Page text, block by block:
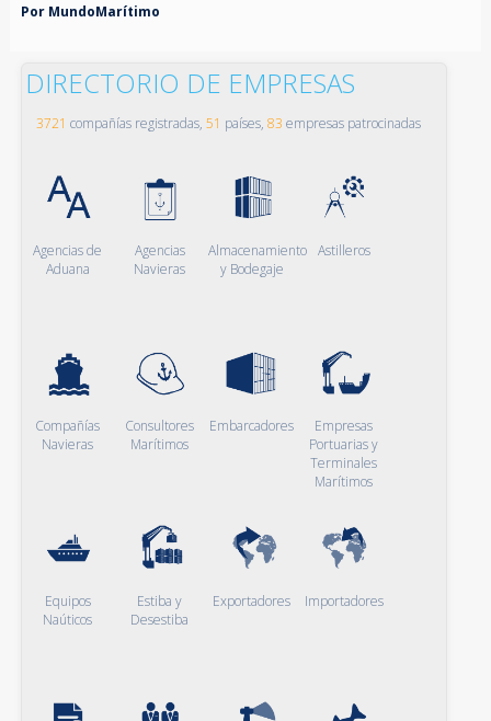
Por MundoMarítimo
DIRECTORIO DE EMPRESAS
3721 compañías registradas, 51 países, 83 empresas patrocinadas
Agencias de
Aduana
Agencias
Navieras
Almacenamiento
y Bodegaje
Astilleros
Compañías
Navieras
Consultores
Marítimos
Embarcadores
Empresas
Portuarias y
Terminales
Marítimos
Equipos
Naúticos
Estiba y
Desestiba
Exportadores Importadores